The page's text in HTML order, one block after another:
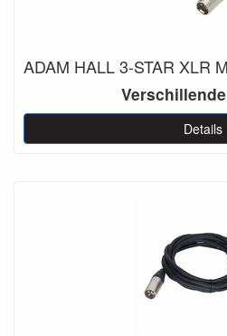
ADAM HALL 3-STAR XLR
Details